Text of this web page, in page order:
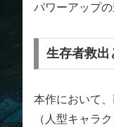
パワーアップの
生存者救出
本作において
（人型キャラ